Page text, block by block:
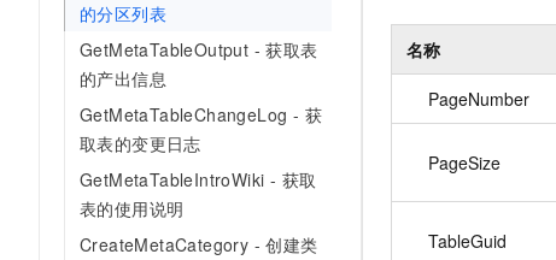
的分区列表
GetMetaTableOutput - 获取表
的产出信息
GetMetaTableChangeLog - 获
取表的变更日志
GetMetaTableIntroWiki - 获取
表的使用说明
CreateMetaCategory - 创建类
名称
PageNumber
PageSize
TableGuid